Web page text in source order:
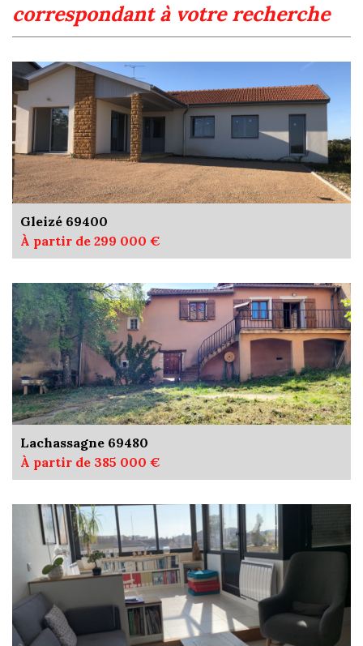
correspondant à votre recherche
Gleizé 69400
À partir de 299 000 €
Lachassagne 69480
À partir de 385 000 €